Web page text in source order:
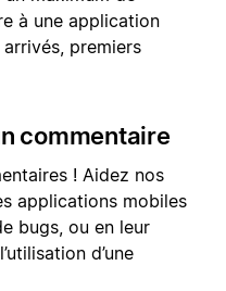
à une application
premiers
commentaire
! Aidez nos
applications mobiles
bugs, ou en leur
d’une